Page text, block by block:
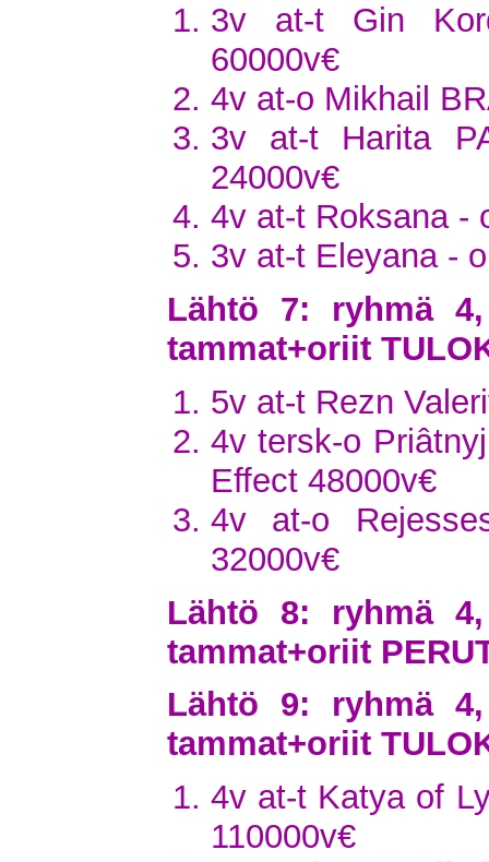
3v at-t Gin
60000v€
4v at-o Mikhail
3v at-t Harita
24000v€
4v at-t Roksana -
3v at-t Eleyana -
Lähtö 7: ryhmä
tammat+oriit
5v at-t Rezn
4v tersk-o
Effect 48000v€
4v at-o
32000v€
Lähtö 8: ryhmä
tammat+oriit
Lähtö 9: ryhmä
tammat+oriit
4v at-t Katya of
110000v€